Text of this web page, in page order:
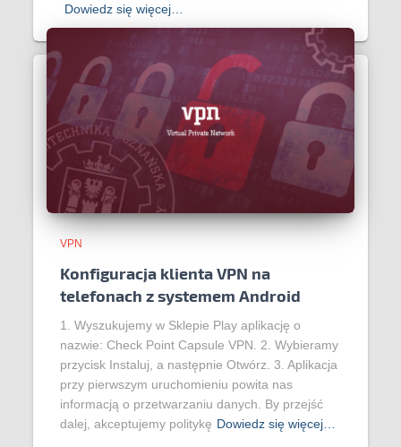
Dowiedz się więcej…
VPN
Konfiguracja klienta VPN na
telefonach z systemem Android
1. Wyszukujemy w Sklepie Play aplikację o
nazwie: Check Point Capsule VPN. 2. Wybieramy
przycisk Instaluj, a następnie Otwórz. 3. Aplikacja
przy pierwszym uruchomieniu powita nas
informacją o przetwarzaniu danych. By przejść
dalej, akceptujemy politykę Dowiedz się więcej…